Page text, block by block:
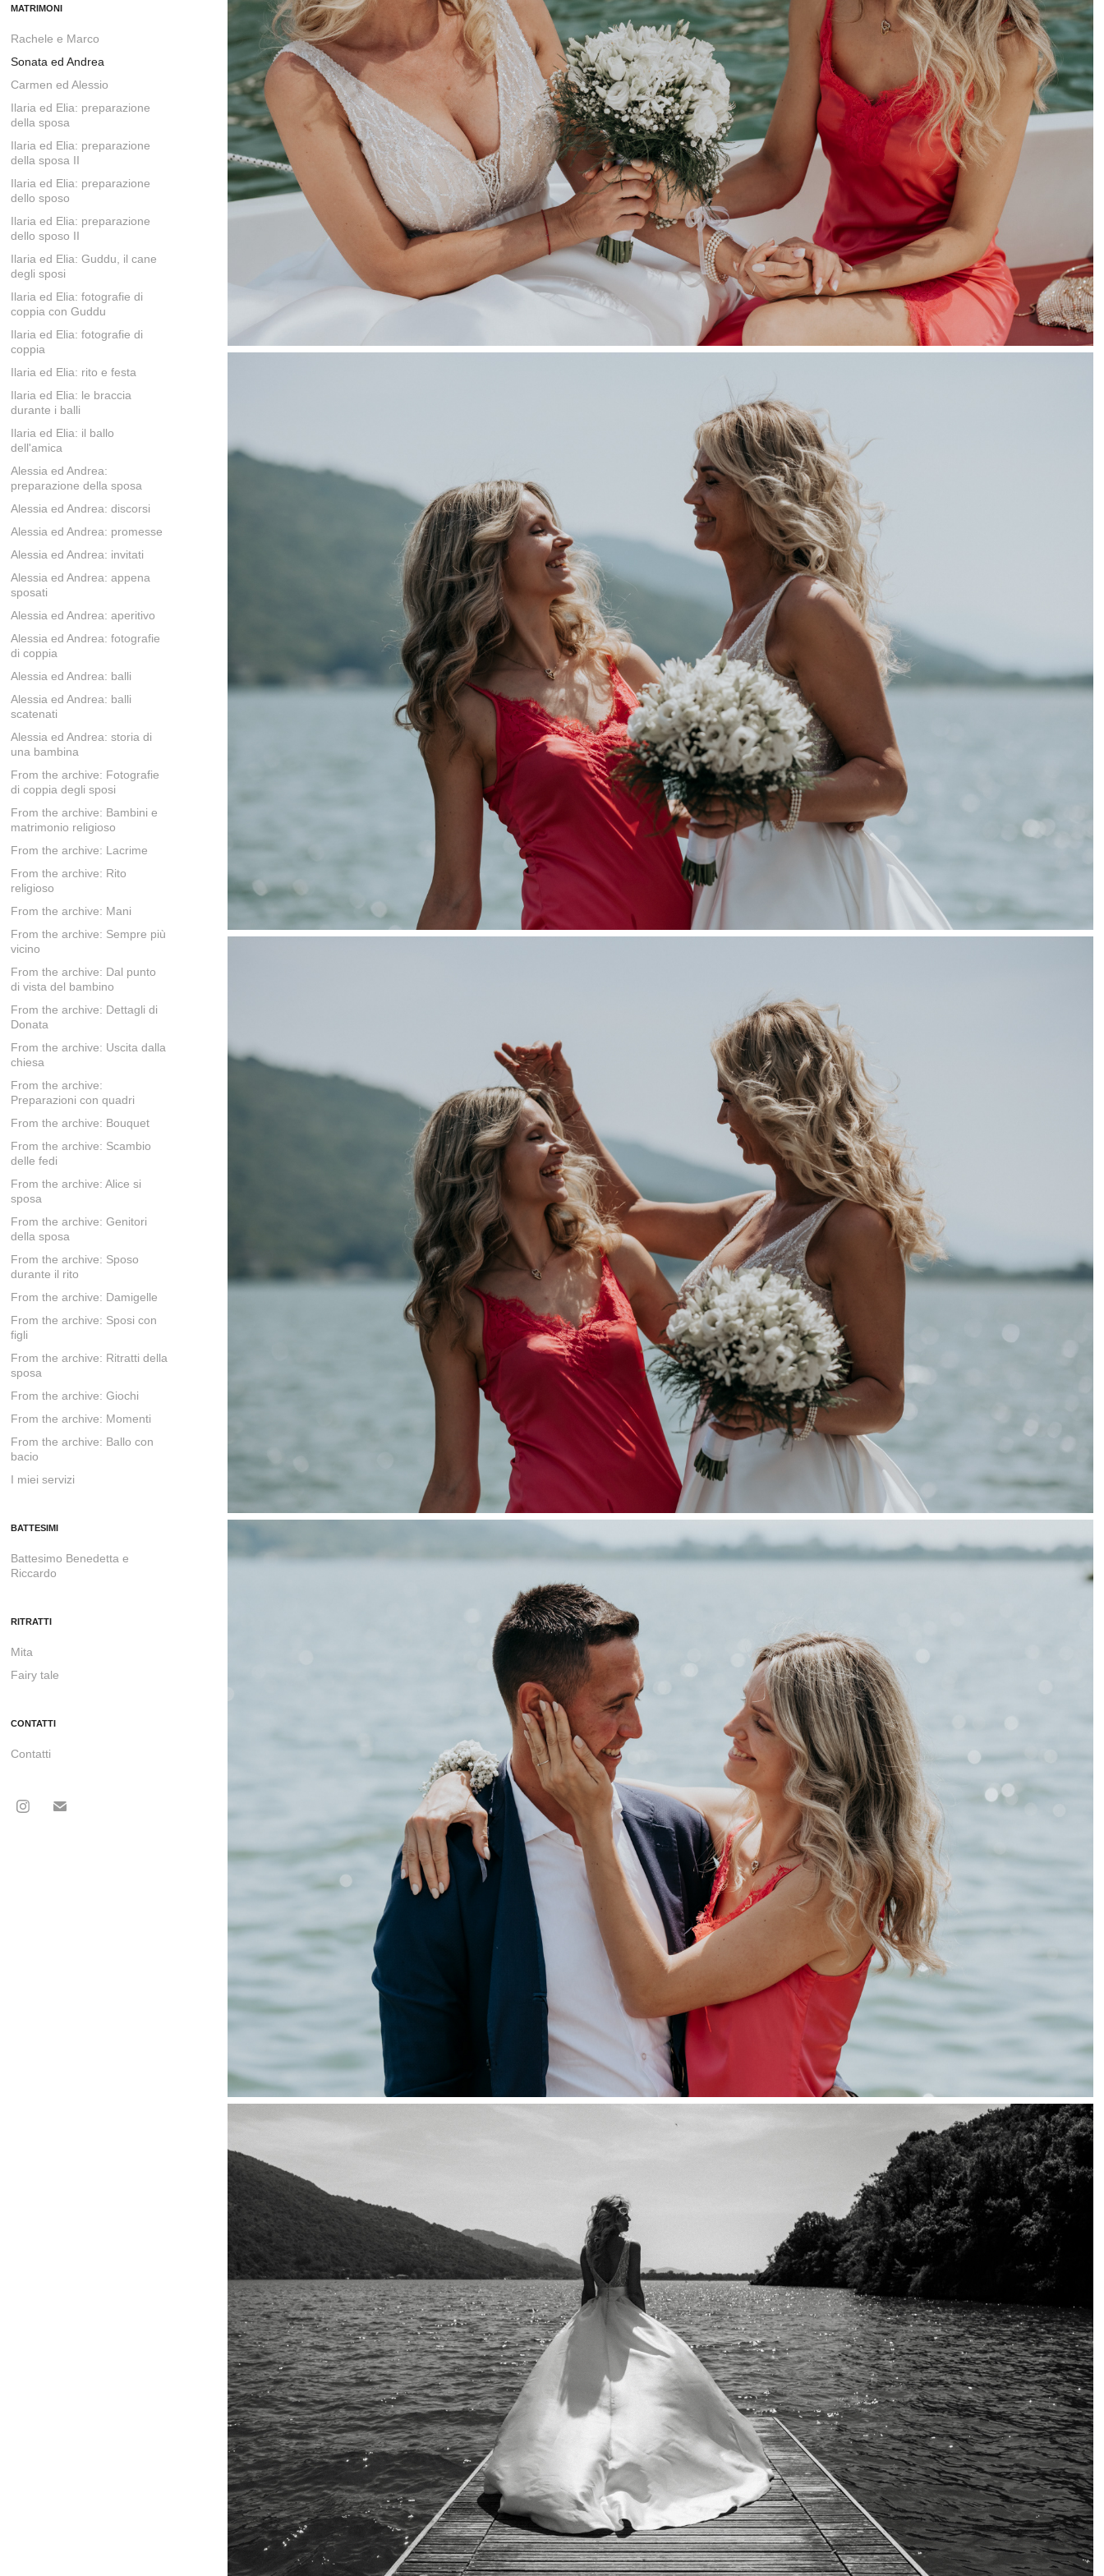
MATRIMONI
Rachele e Marco
Sonata ed Andrea
Carmen ed Alessio
Ilaria ed Elia: preparazione
della sposa
Ilaria ed Elia: preparazione
della sposa II
Ilaria ed Elia: preparazione
dello sposo
Ilaria ed Elia: preparazione
dello sposo II
Ilaria ed Elia: Guddu, il cane
degli sposi
Ilaria ed Elia: fotografie di
coppia con Guddu
Ilaria ed Elia: fotografie di
coppia
Ilaria ed Elia: rito e festa
Ilaria ed Elia: le braccia
durante i balli
Ilaria ed Elia: il ballo
dell'amica
Alessia ed Andrea:
preparazione della sposa
Alessia ed Andrea: discorsi
Alessia ed Andrea: promesse
Alessia ed Andrea: invitati
Alessia ed Andrea: appena
sposati
Alessia ed Andrea: aperitivo
Alessia ed Andrea: fotografie
di coppia
Alessia ed Andrea: balli
Alessia ed Andrea: balli
scatenati
Alessia ed Andrea: storia di
una bambina
From the archive: Fotografie
di coppia degli sposi
From the archive: Bambini e
matrimonio religioso
From the archive: Lacrime
From the archive: Rito
religioso
From the archive: Mani
From the archive: Sempre più
vicino
From the archive: Dal punto
di vista del bambino
From the archive: Dettagli di
Donata
From the archive: Uscita dalla
chiesa
From the archive:
Preparazioni con quadri
From the archive: Bouquet
From the archive: Scambio
delle fedi
From the archive: Alice si
sposa
From the archive: Genitori
della sposa
From the archive: Sposo
durante il rito
From the archive: Damigelle
From the archive: Sposi con
figli
From the archive: Ritratti della
sposa
From the archive: Giochi
From the archive: Momenti
From the archive: Ballo con
bacio
I miei servizi
BATTESIMI
Battesimo Benedetta e
Riccardo
RITRATTI
Mita
Fairy tale
CONTATTI
Contatti